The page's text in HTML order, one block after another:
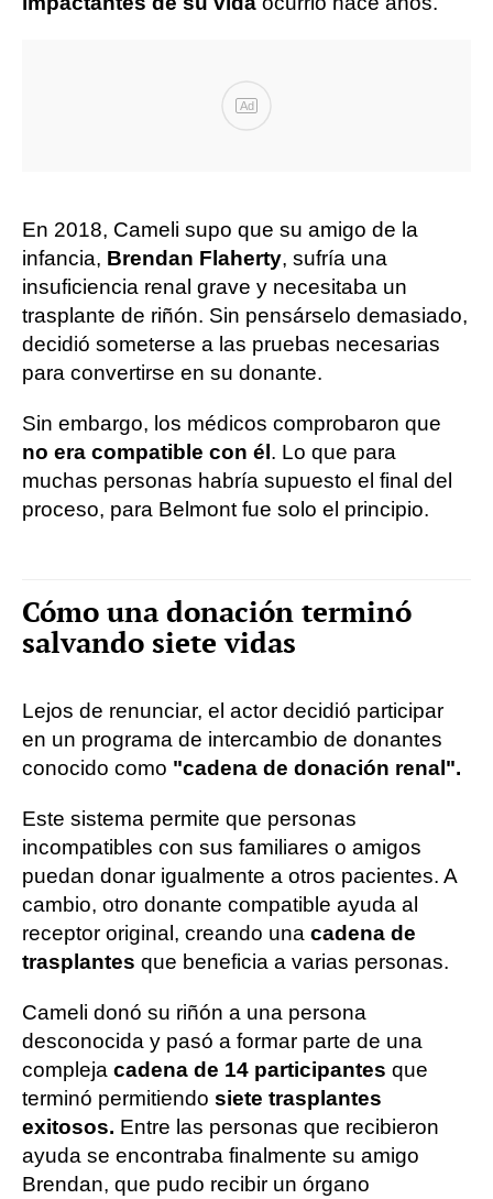
Ad
En 2018, Cameli supo que su amigo de la
infancia, Brendan Flaherty, sufría una
insuficiencia renal grave y necesitaba un
trasplante de riñón. Sin pensárselo demasiado,
decidió someterse a las pruebas necesarias
para convertirse en su donante.
Sin embargo, los médicos comprobaron que
no era compatible con él. Lo que para
muchas personas habría supuesto el final del
proceso, para Belmont fue solo el principio.
Cómo una donación terminó
salvando siete vidas
Lejos de renunciar, el actor decidió participar
en un programa de intercambio de donantes
conocido como "cadena de donación renal".
Este sistema permite que personas
incompatibles con sus familiares o amigos
puedan donar igualmente a otros pacientes. A
cambio, otro donante compatible ayuda al
receptor original, creando una cadena de
trasplantes que beneficia a varias personas.
Cameli donó su riñón a una persona
desconocida y pasó a formar parte de una
compleja cadena de 14 participantes que
terminó permitiendo siete trasplantes
exitosos. Entre las personas que recibieron
ayuda se encontraba finalmente su amigo
Brendan, que pudo recibir un órgano